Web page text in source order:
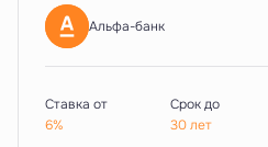
Альфа-банк
Ставка от
6%
Срок до
30 лет